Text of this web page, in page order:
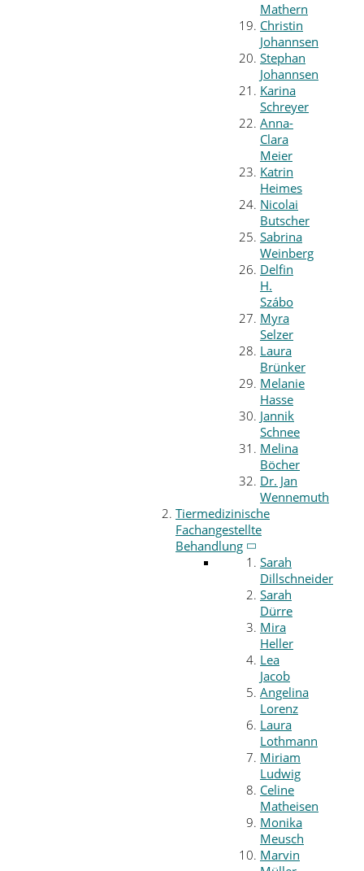
Mathern
Christin
Johannsen
Stephan
Johannsen
Karina
Schreyer
Anna-
Clara
Meier
Katrin
Heimes
Nicolai
Butscher
Sabrina
Weinberg
Delfin
H.
Szábo
Myra
Selzer
Laura
Brünker
Melanie
Hasse
Jannik
Schnee
Melina
Böcher
Dr. Jan
Wennemuth
Tiermedizinische
Fachangestellte
Behandlung
Sarah
Dillschneider
Sarah
Dürre
Mira
Heller
Lea
Jacob
Angelina
Lorenz
Laura
Lothmann
Miriam
Ludwig
Celine
Matheisen
Monika
Meusch
Marvin